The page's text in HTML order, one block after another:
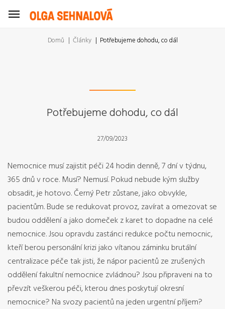
Domů Články Potřebujeme dohodu, co dál
Potřebujeme dohodu, co dál
27/09/2023
Nemocnice musí zajistit péči 24 hodin denně, 7 dní v týdnu,
365 dnů v roce. Musí? Nemusí. Pokud nebude kým služby
obsadit, je hotovo. Černý Petr zůstane, jako obvykle,
pacientům. Bude se redukovat provoz, zavírat a omezovat se
budou oddělení a jako domeček z karet to dopadne na celé
nemocnice. Jsou opravdu zastánci redukce počtu nemocnic,
kteří berou personální krizi jako vítanou záminku brutální
centralizace péče tak jisti, že nápor pacientů ze zrušených
oddělení fakultní nemocnice zvládnou? Jsou připraveni na to
převzít veškerou péči, kterou dnes poskytují okresní
nemocnice? Na svozy pacientů na jeden urgentní příjem?